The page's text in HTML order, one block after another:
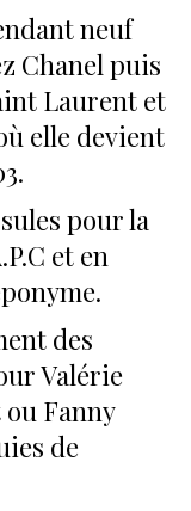
neuf
Chanel puis
Laurent et
elle devient
pour la
et en
des
Valérie
Fanny
de